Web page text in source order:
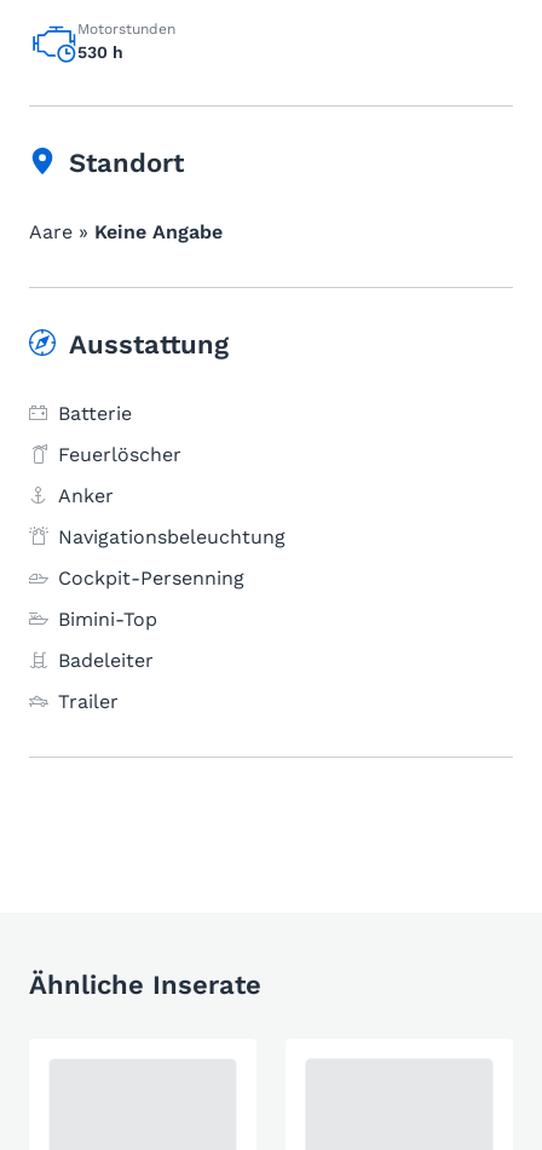
Motorstunden
530 h
Standort
Aare » Keine Angabe
Ausstattung
Batterie
Feuerlöscher
Anker
Navigationsbeleuchtung
Cockpit-Persenning
Bimini-Top
Badeleiter
Trailer
Ähnliche Inserate